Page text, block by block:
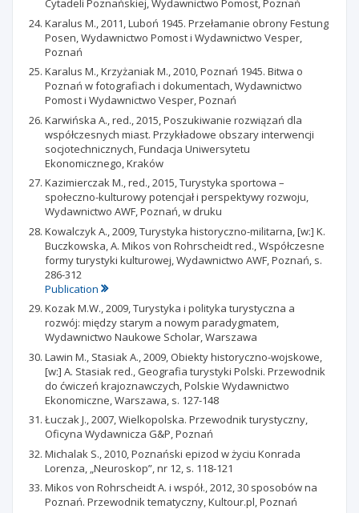
Cytadeli Poznańskiej, Wydawnictwo Pomost, Poznań
Karalus M., 2011, Luboń 1945. Przełamanie obrony Festung
Posen, Wydawnictwo Pomost i Wydawnictwo Vesper,
Poznań
Karalus M., Krzyżaniak M., 2010, Poznań 1945. Bitwa o
Poznań w fotografiach i dokumentach, Wydawnictwo
Pomost i Wydawnictwo Vesper, Poznań
Karwińska A., red., 2015, Poszukiwanie rozwiązań dla
współczesnych miast. Przykładowe obszary interwencji
socjotechnicznych, Fundacja Uniwersytetu
Ekonomicznego, Kraków
Kazimierczak M., red., 2015, Turystyka sportowa –
społeczno-kulturowy potencjał i perspektywy rozwoju,
Wydawnictwo AWF, Poznań, w druku
Kowalczyk A., 2009, Turystyka historyczno-militarna, [w:] K.
Buczkowska, A. Mikos von Rohrscheidt red., Współczesne
formy turystyki kulturowej, Wydawnictwo AWF, Poznań, s.
286-312
Publication
Kozak M.W., 2009, Turystyka i polityka turystyczna a
rozwój: między starym a nowym paradygmatem,
Wydawnictwo Naukowe Scholar, Warszawa
Lawin M., Stasiak A., 2009, Obiekty historyczno-wojskowe,
[w:] A. Stasiak red., Geografia turystyki Polski. Przewodnik
do ćwiczeń krajoznawczych, Polskie Wydawnictwo
Ekonomiczne, Warszawa, s. 127-148
Łuczak J., 2007, Wielkopolska. Przewodnik turystyczny,
Oficyna Wydawnicza G&P, Poznań
Michalak S., 2010, Poznański epizod w życiu Konrada
Lorenza, „Neuroskop”, nr 12, s. 118-121
Mikos von Rohrscheidt A. i współ., 2012, 30 sposobów na
Poznań. Przewodnik tematyczny, Kultour.pl, Poznań